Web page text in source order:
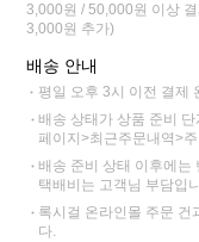
3,000원 / 50,000원 이상
3,000원 추가)
배송 안내
평일 오후 3시 이전 결제
배송 상태가 상품 준비
페이지>최근주문내역>
배송 준비 상태 이후에는
택배비는 고객님 부담입
록시걸 온라인몰 주문 건
다.